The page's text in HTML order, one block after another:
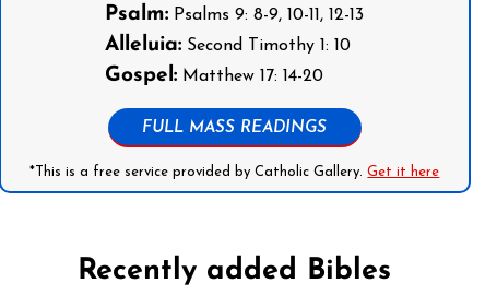
Psalm: Psalms 9: 8-9, 10-11, 12-13
Alleluia: Second Timothy 1: 10
Gospel: Matthew 17: 14-20
FULL MASS READINGS
*This is a free service provided by Catholic Gallery.Get it here
Recently added Bibles